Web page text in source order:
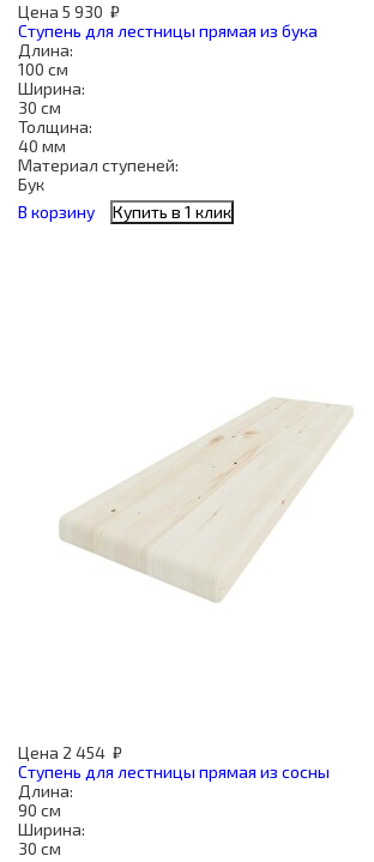
Цена 5 930 ₽
Ступень для лестницы прямая из бука
Длина:
100 см
Ширина:
30 см
Толщина:
40 мм
Материал ступеней:
Бук
В корзину
Купить в 1 клик
Цена 2 454 ₽
Ступень для лестницы прямая из сосны
Длина:
90 см
Ширина:
30 см